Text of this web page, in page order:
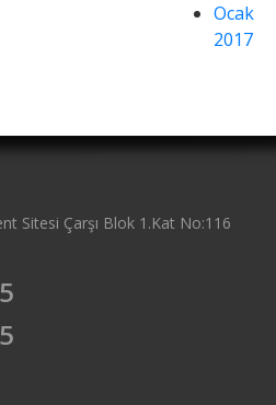
Ocak
2017
Sitesi Çarşı Blok 1.Kat No:116